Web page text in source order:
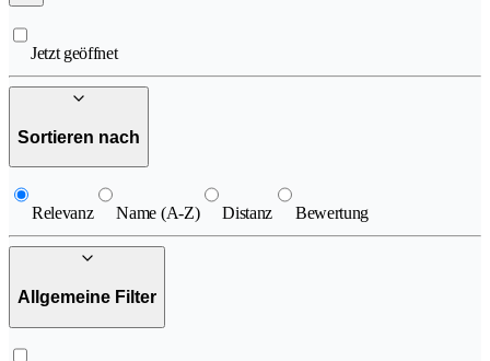
Jetzt geöffnet
Sortieren nach
Relevanz Name (A-Z) Distanz Bewertung
Allgemeine Filter